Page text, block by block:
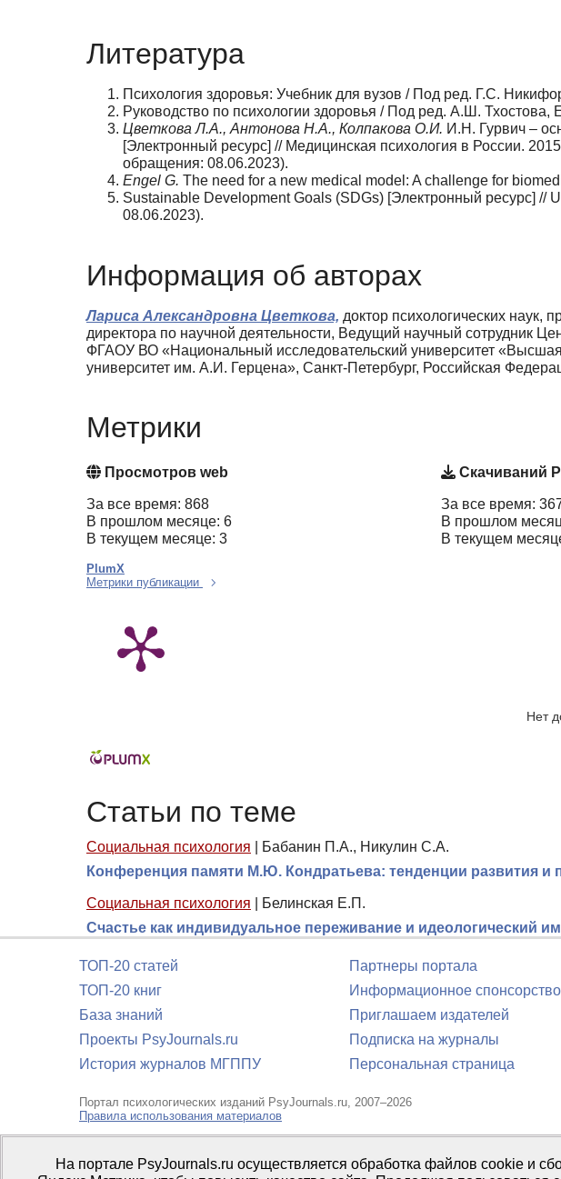
Литература
Психология здоровья: Учебник для вузов / Под ред. Г.С.
Руководство по психологии здоровья / Под ред. А.Ш. Тхостова,
Цветкова Л.А., Антонова Н.А., Колпакова О.И. И.Н. Гурвич –
[Электронный ресурс] // Медицинская психология в России.
обращения: 08.06.2023).
Engel G. The need for a new medical model: A challenge for
Sustainable Development Goals (SDGs) [Электронный ресурс] //
08.06.2023).
Информация об авторах
Лариса Александровна Цветкова, доктор психологических
директора по научной деятельности, Ведущий научный сотрудник
ФГАОУ ВО «Национальный исследовательский университет
университет им. А.И. Герцена», Санкт-Петербург, Российская
Метрики
Просмотров web
За все время: 868
В прошлом месяце: 6
В текущем месяце: 3
Скачиваний
За все время:
В прошлом
В текущем
PlumX
Метрики публикации
Нет
Статьи по теме
Социальная психология
Бабанин П.А., Никулин С.А.
Конференция памяти М.Ю. Кондратьева: тенденции развития
Социальная психология
Белинская Е.П.
Счастье как индивидуальное переживание и идеологический
ТОП-20 статей
ТОП-20 книг
База знаний
Проекты PsyJournals.ru
История журналов МГППУ
Партнеры портала
Информационное спонсорство
Приглашаем издателей
Подписка на журналы
Персональная страница
Портал психологических изданий PsyJournals.ru, 2007–2026
Правила использования материалов
Свидетельство регистрации СМИЭл № ФС77-66447 от 14 июля 2016 г.
Издатель:ФГБОУ ВО МГППУ
На портале PsyJournals.ru осуществляется обработка файлов cookie и